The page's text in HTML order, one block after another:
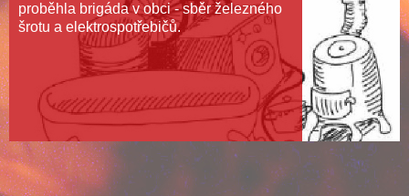
proběhla brigáda v obci - sběr železného
šrotu a elektrospotřebičů.